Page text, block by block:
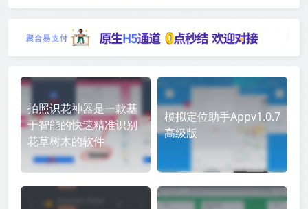
拍照识花神器是一款基
于智能的快速精准识别
花草树木的软件
模拟定位助手Appv1.0.7
高级版